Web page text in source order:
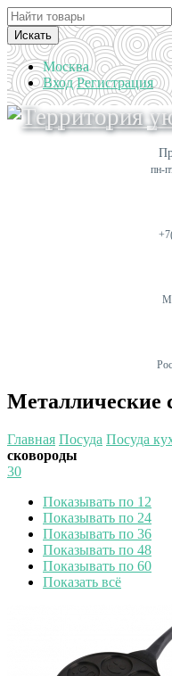
Искать
Москва
Вход Регистрация
пн-
Металлические
Главная Посуда Посуда
сковороды
30
Показывать по 12
Показывать по 24
Показывать по 36
Показывать по 48
Показывать по 60
Показать всё